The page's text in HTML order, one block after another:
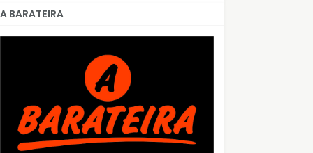
A BARATEIRA